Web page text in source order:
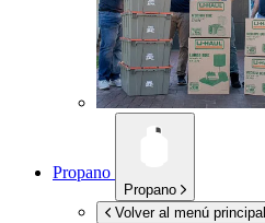
Propano
Propano
Volver al menú principal